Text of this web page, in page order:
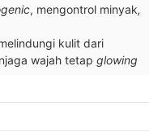
, mengontrol minyak,
kulit dari
wajah tetap glowing